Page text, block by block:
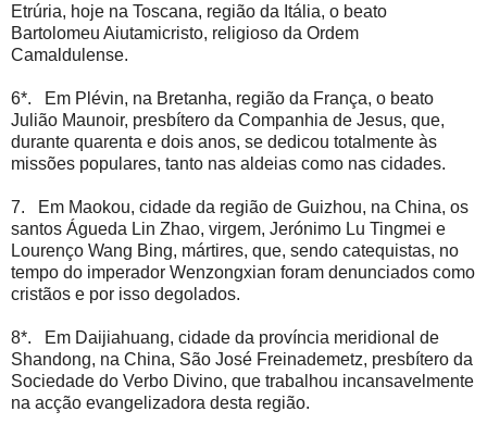
Etrúria, hoje na Toscana, região da Itália, o beato
Bartolomeu Aiutamicristo, religioso da Ordem
Camaldulense.
6*. Em Plévin, na Bretanha, região da França, o beato
Julião Maunoir, presbítero da Companhia de Jesus, que,
durante quarenta e dois anos, se dedicou totalmente às
missões populares, tanto nas aldeias como nas cidades.
7. Em Maokou, cidade da região de Guizhou, na China, os
santos Águeda Lin Zhao, virgem, Jerónimo Lu Tingmei e
Lourenço Wang Bing, mártires, que, sendo catequistas, no
tempo do imperador Wenzongxian foram denunciados como
cristãos e por isso degolados.
8*. Em Daijiahuang, cidade da província meridional de
Shandong, na China, São José Freinademetz, presbítero da
Sociedade do Verbo Divino, que trabalhou incansavelmente
na acção evangelizadora desta região.